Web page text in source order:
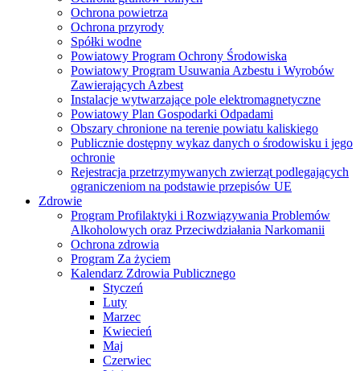
Ochrona powietrza
Ochrona przyrody
Spółki wodne
Powiatowy Program Ochrony Środowiska
Powiatowy Program Usuwania Azbestu i Wyrobów
Zawierających Azbest
Instalacje wytwarzające pole elektromagnetyczne
Powiatowy Plan Gospodarki Odpadami
Obszary chronione na terenie powiatu kaliskiego
Publicznie dostępny wykaz danych o środowisku i jego
ochronie
Rejestracja przetrzymywanych zwierząt podlegających
ograniczeniom na podstawie przepisów UE
Zdrowie
Program Profilaktyki i Rozwiązywania Problemów
Alkoholowych oraz Przeciwdziałania Narkomanii
Ochrona zdrowia
Program Za życiem
Kalendarz Zdrowia Publicznego
Styczeń
Luty
Marzec
Kwiecień
Maj
Czerwiec